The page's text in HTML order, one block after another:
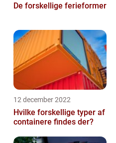
De forskellige ferieformer
12 december 2022
Hvilke forskellige typer af
containere findes der?